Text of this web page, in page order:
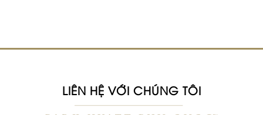
LIÊN HỆ VỚI CHÚNG TÔI